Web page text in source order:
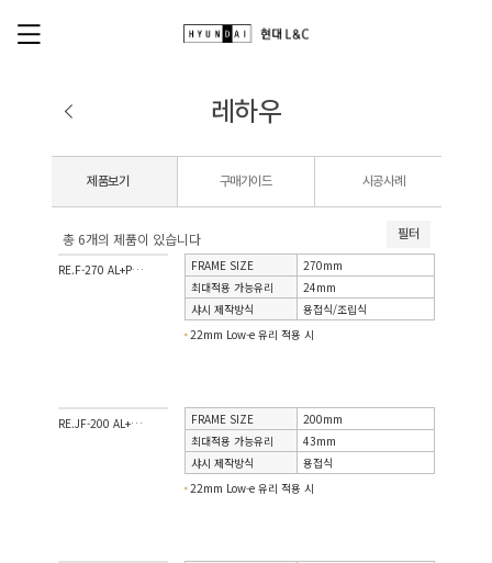
레하우
제품보기 구매가이드 시공사례
총 6개의 제품이 있습니다 필터
RE.F-270 AL+PVC 시스템 이중창 FRAME SIZE
270mm
최대적용 가능유리
24mm
샤시 제작방식
용접식/조립식
22mm Low-e 유리 적용 시
RE.JF-200 AL+PVC 시스템 이중창 FRAME SIZE
200mm
최대적용 가능유리
43mm
샤시 제작방식
용접식
22mm Low-e 유리 적용 시